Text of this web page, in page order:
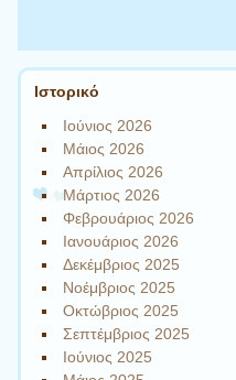
Ιστορικό
Ιούνιος 2026
Μάιος 2026
Απρίλιος 2026
Μάρτιος 2026
Φεβρουάριος 2026
Ιανουάριος 2026
Δεκέμβριος 2025
Νοέμβριος 2025
Οκτώβριος 2025
Σεπτέμβριος 2025
Ιούνιος 2025